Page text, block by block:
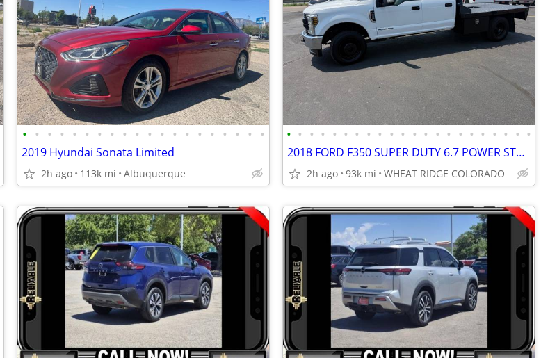
• • • • • • • • • • • • • • • • • • • •
2019 Hyundai Sonata Limited
2h ago 113k mi Albuquerque
• • • • • • • • • • • • • • • • • • • • • •
2018 FORD F350 SUPER DUTY 6.7 POWER STROKE DIESEL 4X4 DUALLY FLAT BED
2h ago 93k mi WHEAT RIDGE COLORADO